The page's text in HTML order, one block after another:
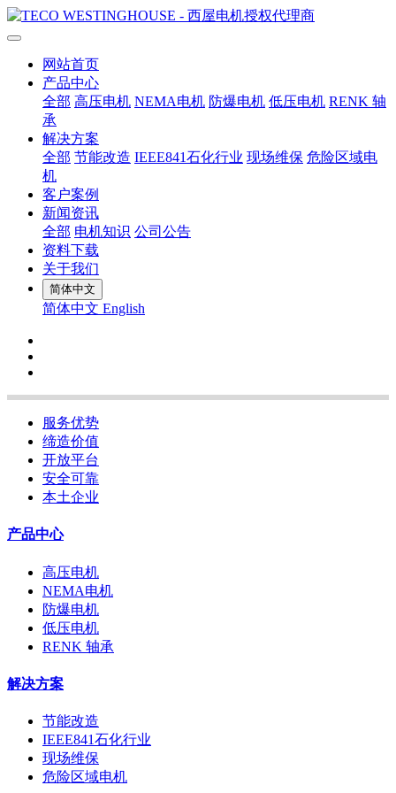
网站首页
产品中心
全部 高压电机 NEMA电机 防爆电机 低压电机 RENK 轴
承
解决方案
全部 节能改造 IEEE841石化行业 现场维保 危险区域电
机
客户案例
新闻资讯
全部 电机知识 公司公告
资料下载
关于我们
简体中文
简体中文 English
服务优势
缔造价值
开放平台
安全可靠
本土企业
产品中心
高压电机
NEMA电机
防爆电机
低压电机
RENK 轴承
解决方案
节能改造
IEEE841石化行业
现场维保
危险区域电机